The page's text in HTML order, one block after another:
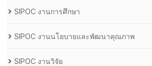
SIPOC งานการศึกษา
SIPOC งานนโยบายและพัฒนาคุณภาพ
SIPOC งานวิจัย